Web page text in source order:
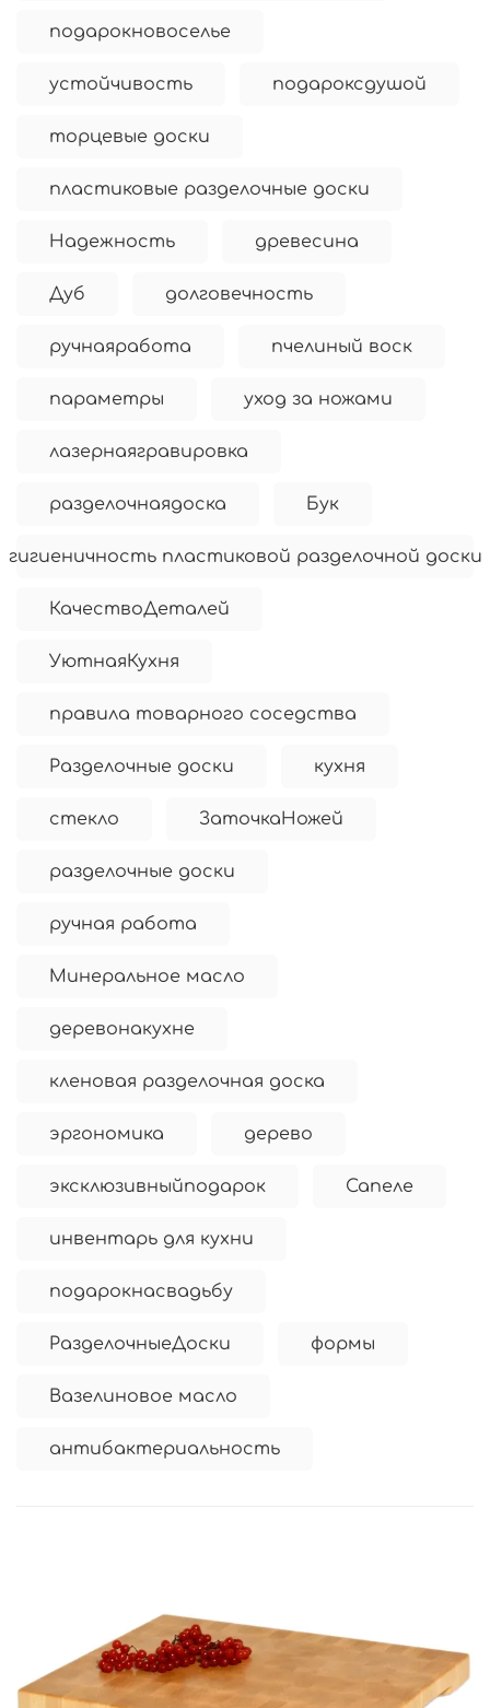
подарокновоселье
устойчивость подароксдушой
торцевые доски
пластиковые разделочные доски
Надежность древесина
Дуб долговечность
ручнаяработа пчелиный воск
параметры уход за ножами
лазернаягравировка
разделочнаядоска Бук
гигиеничность пластиковой разделочной доски
КачествоДеталей
УютнаяКухня
правила товарного соседства
Разделочные доски кухня
стекло ЗаточкаНожей
разделочные доски
ручная работа
Минеральное масло
деревонакухне
кленовая разделочная доска
эргономика дерево
эксклюзивныйподарок Сапеле
инвентарь для кухни
подарокнасвадьбу
РазделочныеДоски формы
Вазелиновое масло
антибактериальность